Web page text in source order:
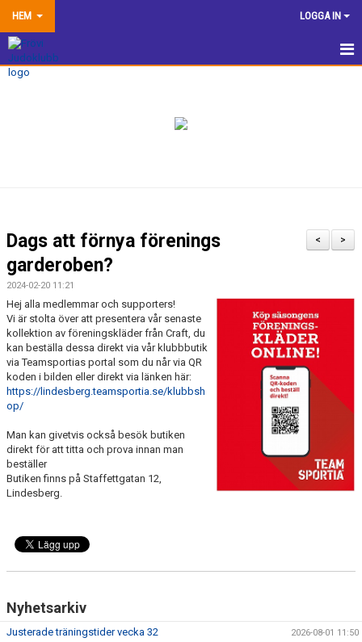
HEM LOGGA IN
HEM
DOKUMENTBANK
KONTAKTA OSS
WALL OF FAME
>
<
Dags att förnya förenings
garderoben?
2024-02-20 11:21
Hej alla medlemmar och supporters!
Vi är stolta över att presentera vår senaste
kollektion av föreningskläder från Craft, du
kan beställa dessa direkt via vår klubbbutik
via Teamsportias portal som du når via QR
koden i bilden eller direkt via länken här:
https://lindesberg.teamsportia.se/klubbsh
op/
Man kan givetvis också besök butiken
direkt för att titta och prova innan man
beställer
Butiken finns på Staffettgatan 12,
Lindesberg.
Nyhetsarkiv
Justerade träningstider vecka 32 2026-08-01 11:50